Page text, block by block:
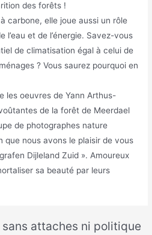
attaches ni politique
des forêts !
carbone, elle joue aussi un rôle
l’eau et de l’énergie. Savez-vous
de climatisation égal à celui de
? Vous saurez pourquoi en
les oeuvres de Yann Arthus-
de la forêt de Meerdael
de photographes nature
que nous avons le plaisir de vous
Dijleland Zuid ». Amoureux
sa beauté par leurs